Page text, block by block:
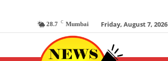
28.7 C Mumbai Friday, August 7, 2026